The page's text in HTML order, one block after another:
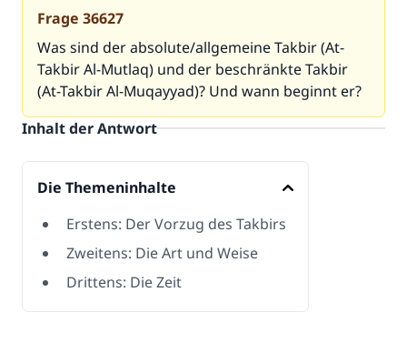
Frage 36627
Was sind der absolute/allgemeine Takbir (At-
Takbir Al-Mutlaq) und der beschränkte Takbir
(At-Takbir Al-Muqayyad)? Und wann beginnt er?
Inhalt der Antwort
Die Themeninhalte
Erstens: Der Vorzug des Takbirs
Zweitens: Die Art und Weise
Drittens: Die Zeit